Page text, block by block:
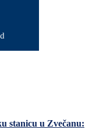
stanicu u Zvečanu: